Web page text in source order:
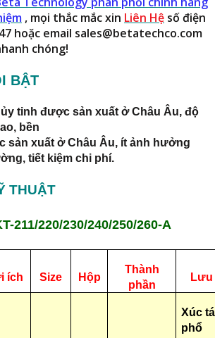
, mọi thắc mắc xin Liên Hệ số điện
hoặc email sales@betatechco.com
chóng!
BẬT
tinh được sản xuất ở Châu Âu, độ
bền
sản xuất ở Châu Âu, ít ảnh hưởng
tiết kiệm chi phí.
THUẬT
211/220/230/240/250/260-A
ích Size Hộp
Thành
phần
Lưu
Xúc
phổ